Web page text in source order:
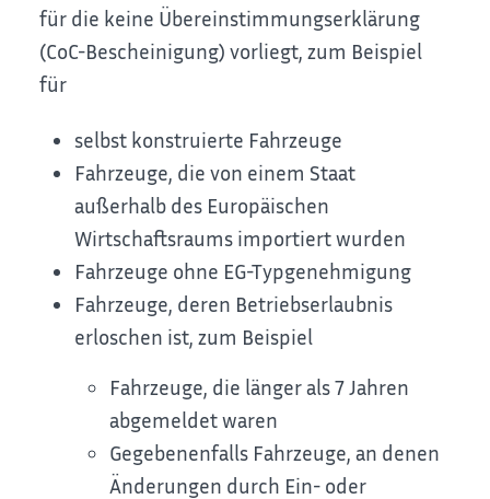
für die keine Übereinstimmungserklärung
(CoC-Bescheinigung) vorliegt, zum Beispiel
für
selbst konstruierte Fahrzeuge
Fahrzeuge, die von einem Staat
außerhalb des Europäischen
Wirtschaftsraums importiert wurden
Fahrzeuge ohne EG-Typgenehmigung
Fahrzeuge, deren Betriebserlaubnis
erloschen ist, zum Beispiel
Fahrzeuge, die länger als 7 Jahren
abgemeldet waren
Gegebenenfalls Fahrzeuge, an denen
Änderungen durch Ein- oder